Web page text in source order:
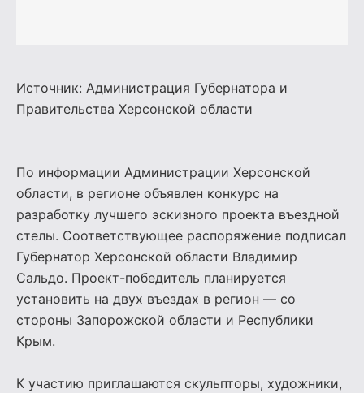
Источник: Администрация Губернатора и
Правительства Херсонской области
По информации Администрации Херсонской
области, в регионе объявлен конкурс на
разработку лучшего эскизного проекта въездной
стелы. Соответствующее распоряжение подписал
Губернатор Херсонской области Владимир
Сальдо. Проект-победитель планируется
установить на двух въездах в регион — со
стороны Запорожской области и Республики
Крым.
К участию приглашаются скульпторы, художники,